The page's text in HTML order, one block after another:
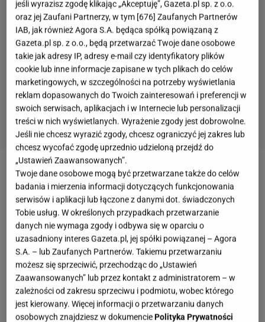
Elegancka, kobieca i niezaprzeczalnie szykowna,
brązowa sukienkamidi w kropki markiMohito
idealne oddaje styl francuskich elegantek — jest
niezwykle stylowa oraz elegancka i nie potrzeba
praktycznie żadnych wyrazistychdodatków
, aby
stworzyć z nią modną i efektowną stylizację.
Wykonana w 100% z bawełny, ta sukienka midi jest
niezwykle wdzięczna i oferuje przewiewność i
wygodę idealną zarówno na ciepłe dni, jak i wietrzne
jeśli wyrazisz zgodę klikając „Akceptuję”, Gazeta.pl sp. z o.o.
oraz jej Zaufani Partnerzy, w tym [676] Zaufanych Partnerów
IAB, jak również Agora S.A. będąca spółką powiązaną z
Gazeta.pl sp. z o.o., będą przetwarzać Twoje dane osobowe
takie jak adresy IP, adresy e-mail czy identyfikatory plików
cookie lub inne informacje zapisane w tych plikach do celów
marketingowych, w szczególności na potrzeby wyświetlania
reklam dopasowanych do Twoich zainteresowań i preferencji w
swoich serwisach, aplikacjach i w Internecie lub personalizacji
treści w nich wyświetlanych. Wyrażenie zgody jest dobrowolne.
Jeśli nie chcesz wyrazić zgody, chcesz ograniczyć jej zakres lub
chcesz wycofać zgodę uprzednio udzieloną przejdź do
„Ustawień Zaawansowanych”.
Twoje dane osobowe mogą być przetwarzane także do celów
badania i mierzenia informacji dotyczących funkcjonowania
serwisów i aplikacji lub łączone z danymi dot. świadczonych
Tobie usług. W określonych przypadkach przetwarzanie
danych nie wymaga zgody i odbywa się w oparciu o
uzasadniony interes Gazeta.pl, jej spółki powiązanej – Agora
S.A. – lub Zaufanych Partnerów. Takiemu przetwarzaniu
możesz się sprzeciwić, przechodząc do „Ustawień
Zaawansowanych” lub przez kontakt z administratorem – w
zależności od zakresu sprzeciwu i podmiotu, wobec którego
jest kierowany. Więcej informacji o przetwarzaniu danych
osobowych znajdziesz w dokumenciePolityka Prywatności